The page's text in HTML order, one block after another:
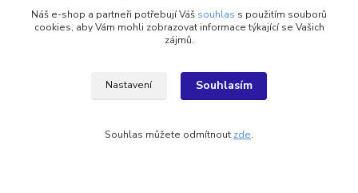
Náš e-shop a partneři potřebují Váš souhlas s použitím souborů
cookies, aby Vám mohli zobrazovat informace týkající se Vašich
zájmů.
Nastavení Souhlasím
Souhlas můžete odmítnout zde.